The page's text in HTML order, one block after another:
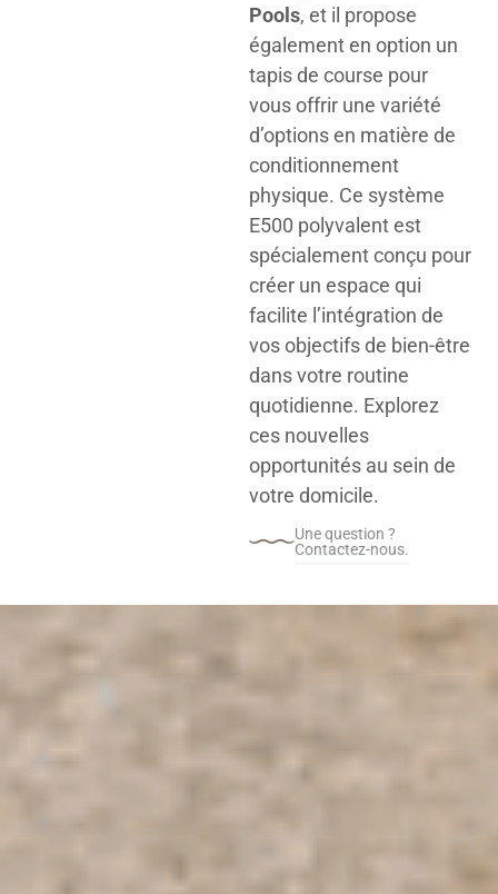
Pools, et il propose
également en option un
tapis de course pour
vous offrir une variété
d’options en matière de
conditionnement
physique. Ce système
E500 polyvalent est
spécialement conçu pour
créer un espace qui
facilite l’intégration de
vos objectifs de bien-être
dans votre routine
quotidienne. Explorez
ces nouvelles
opportunités au sein de
votre domicile.
Une question ?
Contactez-nous.